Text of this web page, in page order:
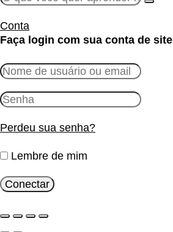
Conta
Faça login com sua conta de site
Perdeu sua senha?
Lembre de mim